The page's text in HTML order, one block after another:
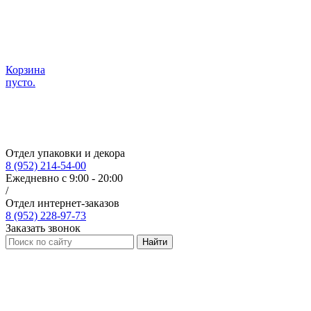
Корзина
пусто.
Отдел упаковки и декора
8 (952) 214-54-00
Ежедневно с 9:00 - 20:00
/
Отдел интернет-заказов
8 (952) 228-97-73
Заказать звонок
Найти